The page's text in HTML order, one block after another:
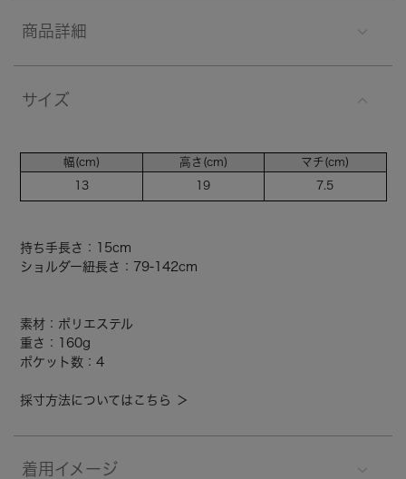
商品詳細
サイズ
幅(cm)
13
高さ(cm)
19
マチ(cm)
7.5
持ち手長さ：15cm
ショルダー紐長さ：79-142cm
素材：ポリエステル
重さ：160g
ポケット数：4
採寸方法についてはこちら ＞
着用イメージ